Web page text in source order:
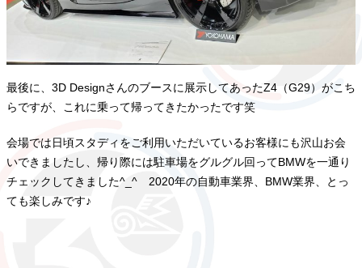
最後に、3D Designさんのブースに展示してあったZ4（G29）がこち
らですが、これに乗って帰ってきたかったです笑
会場では日頃スタディをご利用いただいているお客様にも沢山お会
いできましたし、帰り際には駐車場をグルグル回ってBMWを一通り
チェックしてきました^_^ 2020年の自動車業界、BMW業界、とっ
ても楽しみです♪